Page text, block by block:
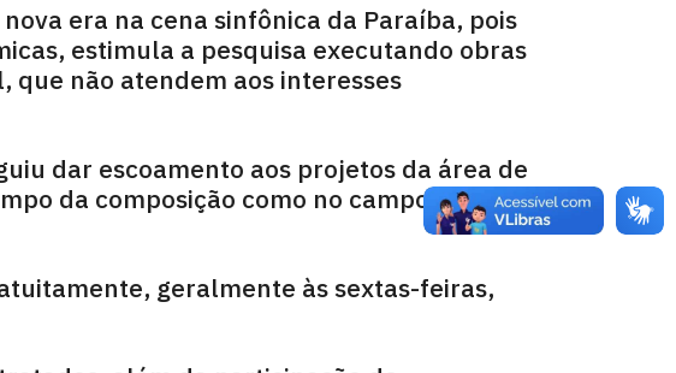
era na cena sinfônica da Paraíba, pois
estimula a pesquisa executando obras
que não atendem aos interesses
dar escoamento aos projetos da área de
da composição como no campo da
geralmente às sextas-feiras,